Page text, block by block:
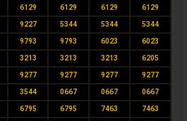
6129 6129 6129 6129
9227 5344 5344 5344
9793 9793 6023 6023
3213 3213 3213 6205
9277 9277 9277 9277
3544 0667 0667 0667
6795 6795 7463 7463